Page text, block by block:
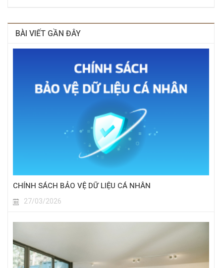
BÀI VIẾT GẦN ĐÂY
CHÍNH SÁCH BẢO VỆ DỮ LIỆU CÁ NHÂN
27/03/2026